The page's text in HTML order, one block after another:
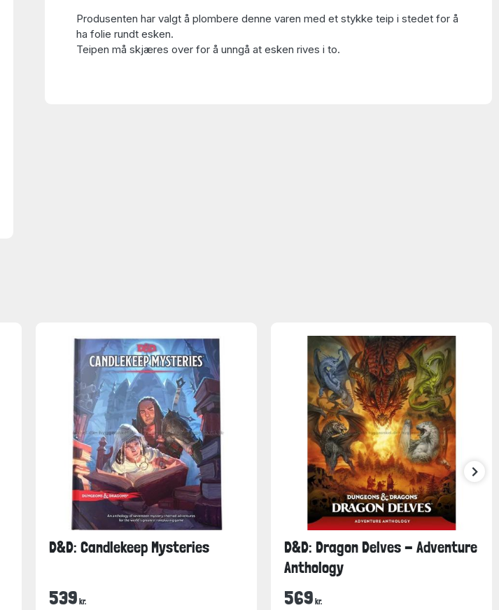
Produsenten har valgt å plombere denne varen med et stykke teip i stedet for å
ha folie rundt esken.
Teipen må skjæres over for å unngå at esken rives i to.
D&D: Candlekeep Mysteries
539 kr.
D&D: Dragon Delves - Adventure
Anthology
569 kr.